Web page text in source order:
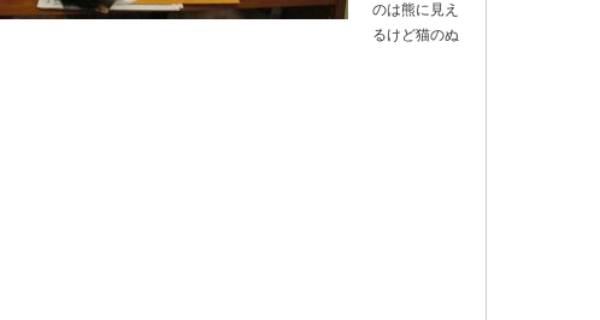
のは熊に見え
るけど猫のぬ